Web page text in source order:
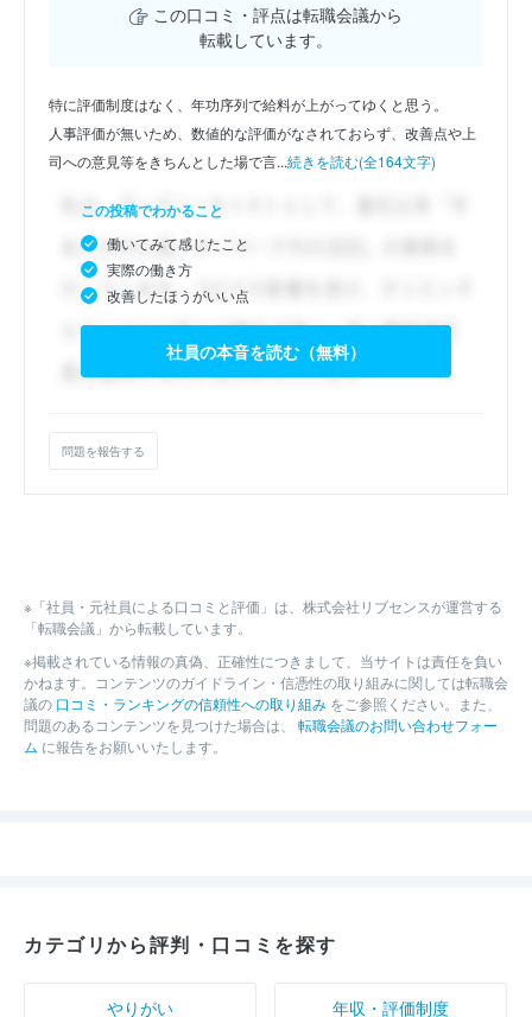
この口コミ・評点は転職会議から
転載しています。
特に評価制度はなく、年功序列で給料が上がってゆくと思う。
人事評価が無いため、数値的な評価がなされておらず、改善点や上
司への意見等をきちんとした場で言...続きを読む(全164文字)
この投稿でわかること
働いてみて感じたこと
実際の働き方
改善したほうがいい点
社員の本音を読む（無料）
問題を報告する
※「社員・元社員による口コミと評価」は、株式会社リブセンスが運営する
「転職会議」から転載しています。
※掲載されている情報の真偽、正確性につきまして、当サイトは責任を負い
かねます。コンテンツのガイドライン・信憑性の取り組みに関しては転職会
議の 口コミ・ランキングの信頼性への取り組み をご参照ください。また、
問題のあるコンテンツを見つけた場合は、 転職会議のお問い合わせフォー
ム に報告をお願いいたします。
カテゴリから評判・口コミを探す
やりがい 年収・評価制度